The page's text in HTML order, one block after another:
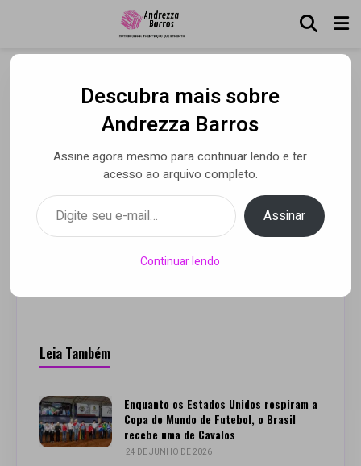
“A qualidade sempre vai
estar lá”, Rivaldo comenta
momento difícil de
Coutinho e volta do
campeonato alemão
Leia Também
Enquanto os Estados Unidos respiram a
Copa do Mundo de Futebol, o Brasil
recebe uma de Cavalos
24 DE JUNHO DE 2026
Descubra mais sobre
Andrezza Barros
Assine agora mesmo para continuar lendo e ter
acesso ao arquivo completo.
Digite seu e-mail…
Assinar
Continuar lendo